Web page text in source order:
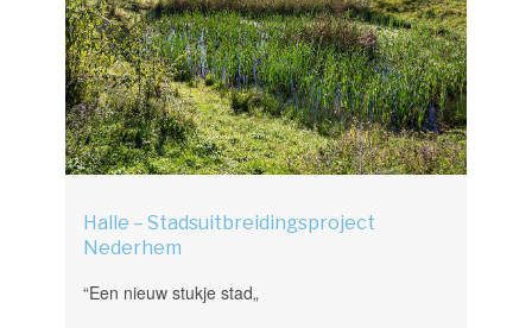
Halle – Stadsuitbreidingsproject
Nederhem
“Een nieuw stukje stad„